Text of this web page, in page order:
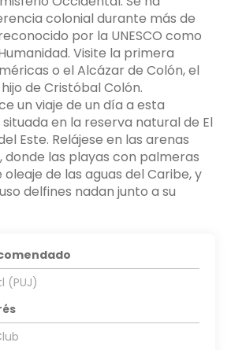
colonial durante más de
por la UNESCO como
Visite la primera
o el Alcázar de Colón, el
de Cristóbal Colón.
un viaje de un día a esta
en la reserva natural de El
Este. Relájese en las arenas
donde las playas con palmeras
de las aguas del Caribe, y
delfines nadan junto a su
(PUJ)